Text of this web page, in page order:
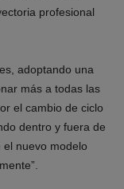
profesional
adoptando una
más a todas las
el cambio de ciclo
dentro y fuera de
nuevo modelo